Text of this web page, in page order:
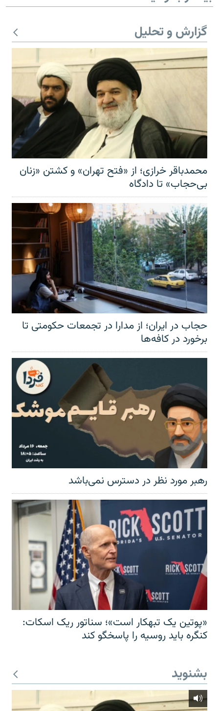
گزارش و تحلیل
محمدباقر خرازی؛ از «فتح تهران» و کشتن «زنان
بی‌حجاب» تا دادگاه
حجاب در ایران؛ از مدارا در تجمعات حکومتی تا
برخورد در کافه‌ها
رهبر مورد نظر در دسترس نمی‌باشد
«پوتین یک تبهکار است»؛ سناتور ریک اسکات:
کنگره باید روسیه را پاسخگو کند
بشنوید